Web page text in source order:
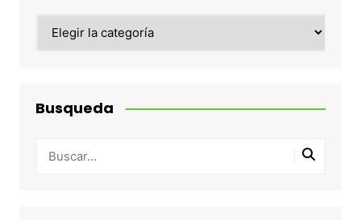
Busqueda